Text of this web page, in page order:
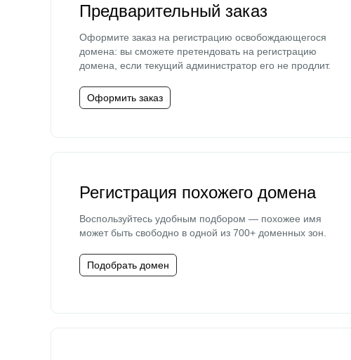
Предварительный заказ
Оформите заказ на регистрацию освобождающегося
домена: вы сможете претендовать на регистрацию
домена, если текущий администратор его не продлит.
Оформить заказ
Регистрация похожего домена
Воспользуйтесь удобным подбором — похожее имя
может быть свободно в одной из 700+ доменных зон.
Подобрать домен